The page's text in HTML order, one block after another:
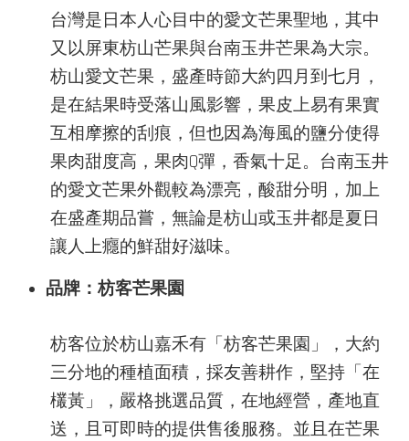
台灣是日本人心目中的愛文芒果聖地，其中
又以屏東枋山芒果與台南玉井芒果為大宗。
枋山愛文芒果，盛產時節大約四月到七月，
是在結果時受落山風影響，果皮上易有果實
互相摩擦的刮痕，但也因為海風的鹽分使得
果肉甜度高，果肉Q彈，香氣十足。台南玉井
的愛文芒果外觀較為漂亮，酸甜分明，加上
在盛產期品嘗，無論是枋山或玉井都是夏日
讓人上癮的鮮甜好滋味。
品牌：枋客芒果園
枋客位於枋山嘉禾有「枋客芒果園」，大約
三分地的種植面積，採友善耕作，堅持「在
欉黃」，嚴格挑選品質，在地經營，產地直
送，且可即時的提供售後服務。並且在芒果